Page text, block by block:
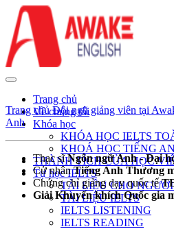
Trang chủ
Về chúng tôi
Khóa học
KHÓA HỌC IELTS
KHOÁ HỌC TIẾNG
THÀNH TÍCH CỦA HỌC
Tự học IELTS
TÀI LIỆU CHO
TÀI LIỆU IELTS
IELTS LISTENING
IELTS READING
Trang chủ Đội ngũ giảng viên tại
Anh
Thạc sĩNgôn ngữ Anh - Đại
Cử nhânTiếng Anh Thương
Chứng chỉ giảng dạy quốc tế
Giải Khuyến khích Quốc gia